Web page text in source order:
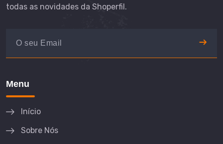
todas as novidades da Shoperfil.
Menu
Início
Sobre Nós